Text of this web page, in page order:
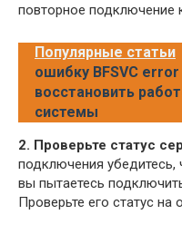
повторное подключение
Популярные статьи
ошибку BFSVC
восстановить
системы
2. Проверьте статус
подключения убедитесь,
вы пытаетесь
Проверьте его статус на